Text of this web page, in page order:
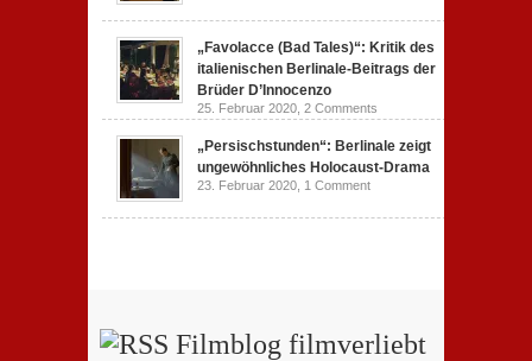
„Favolacce (Bad Tales)“: Kritik des
italienischen Berlinale-Beitrags der
Brüder D’Innocenzo
25. Februar 2020, 2 Comments
„Persischstunden“: Berlinale zeigt
ungewöhnliches Holocaust-Drama
23. Februar 2020, 1 Comment
Filmblog filmverliebt